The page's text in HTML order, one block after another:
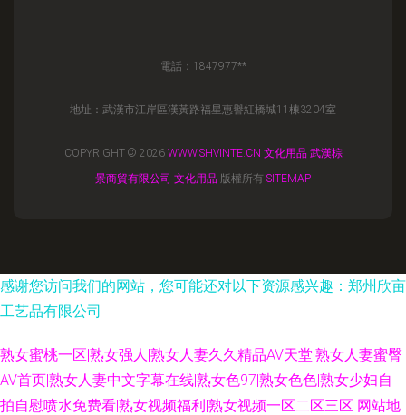
電話：1847977**
地址：武漢市江岸區漢黃路福星惠譽紅橋城11棟3204室
COPYRIGHT © 2026 WWW.SHVINTE.CN 文化用品 武漢棕
景商貿有限公司 文化用品 版權所有 SITEMAP
感谢您访问我们的网站，您可能还对以下资源感兴趣：郑州欣亩
工艺品有限公司
熟女蜜桃一区|熟女强人|熟女人妻久久精品AV天堂|熟女人妻蜜臀
AV首页|熟女人妻中文字幕在线|熟女色97|熟女色色|熟女少妇自
拍自慰喷水免费看|熟女视频福利|熟女视频一区二区三区 网站地